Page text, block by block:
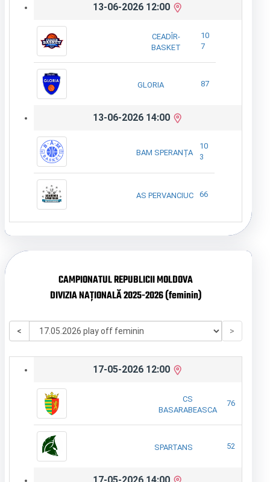
13-06-2026 12:00
CEADÎR-
BASKET
10
7
GLORIA 87
13-06-2026 14:00
BAM SPERANȚA
10
3
AS PERVANCIUC 66
CAMPIONATUL REPUBLICII MOLDOVA
DIVIZIA NAȚIONALĂ 2025-2026 (feminin)
< >
17-05-2026 12:00
CS
BASARABEASCA
76
SPARTANS 52